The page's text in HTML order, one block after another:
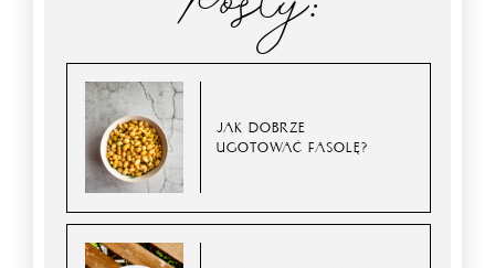
JAK DOBRZE
UGOTOWAĆ FASOLĘ?